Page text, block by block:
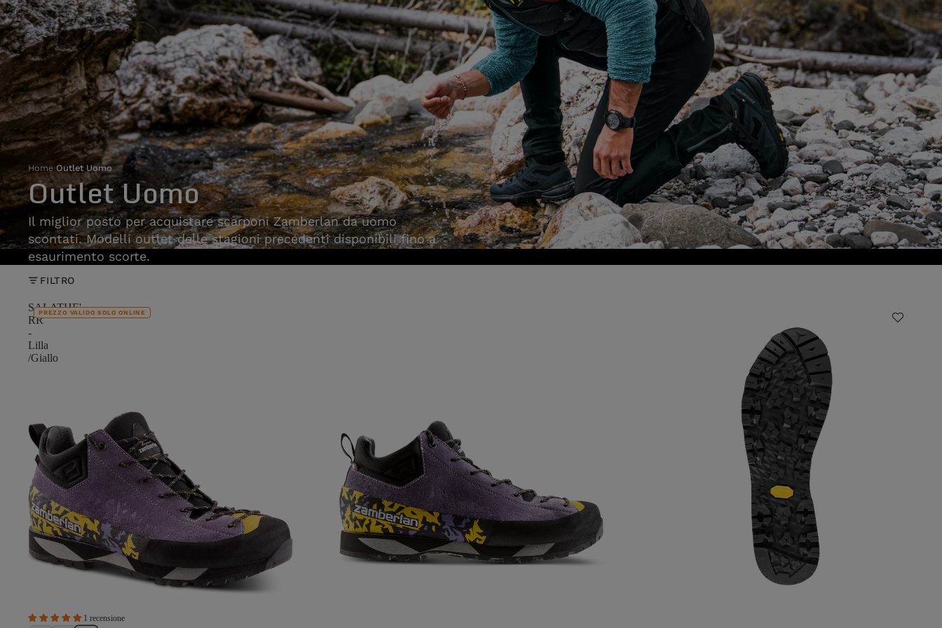
Home›Outlet Uomo
Outlet Uomo
Il miglior posto per acquistare scarponi Zamberlan da uomo
scontati. Modelli outlet delle stagioni precedenti disponibili fino a
esaurimento scorte.
FILTRO
SALATHE'
RR
-
Lilla
/Giallo
1 recensione
PREZZO VALIDO SOLO ONLINE